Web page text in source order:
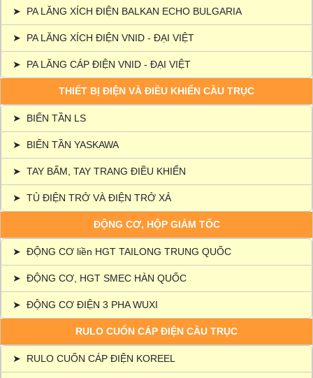
➤ PA LĂNG XÍCH ĐIỆN BALKAN ECHO BULGARIA
➤ PA LĂNG XÍCH ĐIỆN VNID - ĐẠI VIỆT
➤ PA LĂNG CÁP ĐIỆN VNID - ĐẠI VIỆT
THIẾT BỊ ĐIỆN VÀ ĐIỀU KHIỂN CẦU TRỤC
➤ BIẾN TẦN LS
➤ BIẾN TẦN YASKAWA
➤ TAY BẤM, TAY TRANG ĐIỀU KHIỂN
➤ TỦ ĐIỆN TRỞ VÀ ĐIỆN TRỞ XẢ
ĐỘNG CƠ, HỘP GIẢM TỐC
➤ ĐỘNG CƠ liền HGT TAILONG TRUNG QUỐC
➤ ĐỘNG CƠ, HGT SMEC HÀN QUỐC
➤ ĐỘNG CƠ ĐIỆN 3 PHA WUXI
RULO CUỐN CÁP ĐIỆN CẦU TRỤC
➤ RULO CUỐN CÁP ĐIỆN KOREEL